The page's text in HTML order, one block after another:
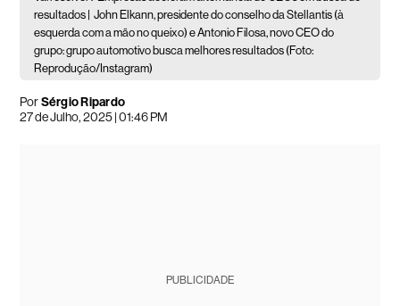
resultados |
John Elkann, presidente do conselho da Stellantis (à
esquerda com a mão no queixo) e Antonio Filosa, novo CEO do
grupo: grupo automotivo busca melhores resultados (Foto:
Reprodução/Instagram)
PorSérgio Ripardo
27 de Julho, 2025 | 01:46 PM
PUBLICIDADE